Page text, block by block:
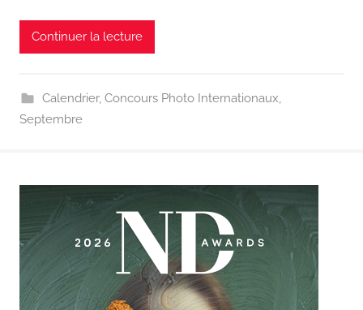
Continuer la lecture
Calendrier, Concours Photo Internationaux,
Septembre